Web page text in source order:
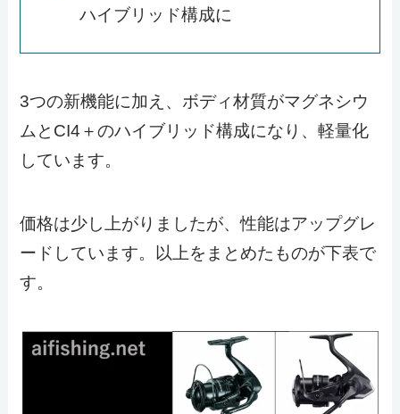
ハイブリッド構成に
3つの新機能に加え、ボディ材質がマグネシウ
ムとCI4＋のハイブリッド構成になり、軽量化
しています。
価格は少し上がりましたが、性能はアップグレ
ードしています。以上をまとめたものが下表で
す。